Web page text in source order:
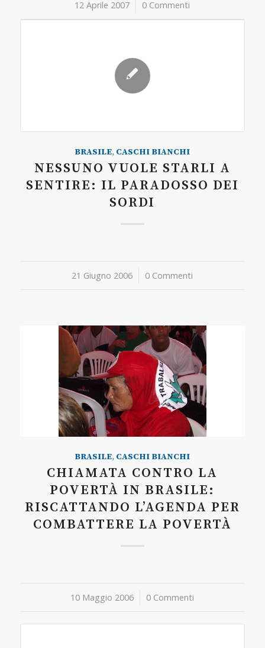
12 Aprile 2007
/ 0 Commenti
BRASILE, CASCHI BIANCHI
NESSUNO VUOLE STARLI A
SENTIRE: IL PARADOSSO DEI
SORDI
21 Giugno 2006
/ 0 Commenti
BRASILE, CASCHI BIANCHI
CHIAMATA CONTRO LA
POVERTÀ IN BRASILE:
RISCATTANDO L’AGENDA PER
COMBATTERE LA POVERTÀ
10 Maggio 2006
/ 0 Commenti